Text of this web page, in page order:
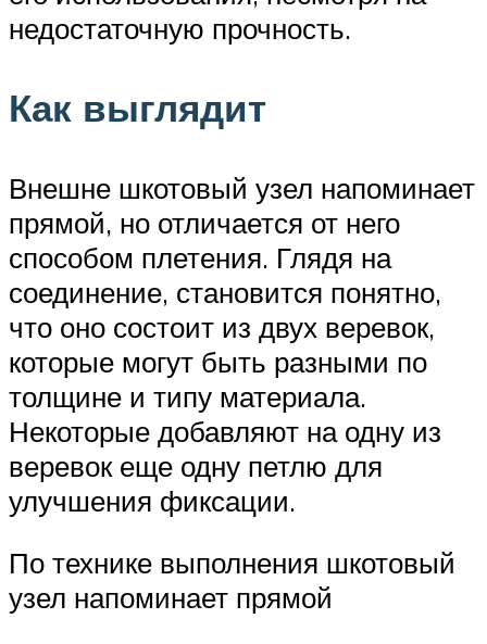
недостаточную прочность.
Как выглядит
Внешне шкотовый узел напоминает
прямой, но отличается от него
способом плетения. Глядя на
соединение, становится понятно,
что оно состоит из двух веревок,
которые могут быть разными по
толщине и типу материала.
Некоторые добавляют на одну из
веревок еще одну петлю для
улучшения фиксации.
По технике выполнения шкотовый
узел напоминает прямой